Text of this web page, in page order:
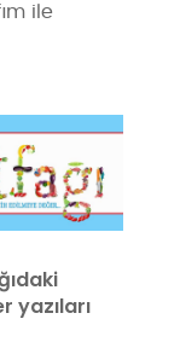
ile
yazıları